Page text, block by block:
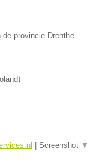
provincie Drenthe.
)
| Screenshot ▼